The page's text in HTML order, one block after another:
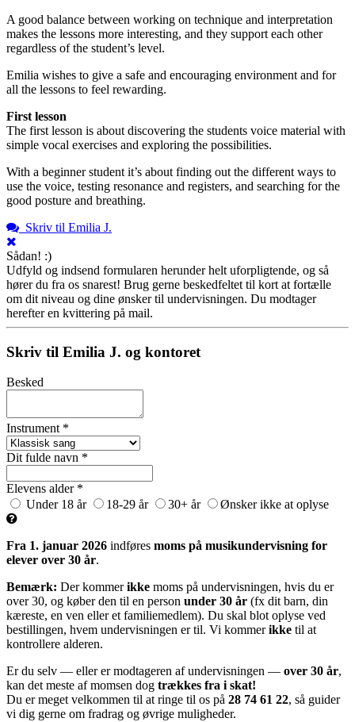
A good balance between working on technique and interpretation
makes the lessons more interesting, and they support each other
regardless of the student’s level.
Emilia wishes to give a safe and encouraging environment and for
all the lessons to feel rewarding.
First lesson
The first lesson is about discovering the students voice material with
simple vocal exercises and exploring the possibilities.
With a beginner student it’s about finding out the different ways to
use the voice, testing resonance and registers, and searching for the
good posture and breathing.
Skriv til Emilia J.
Sådan! :)
Udfyld og indsend formularen herunder helt uforpligtende, og så
hører du fra os snarest! Brug gerne beskedfeltet til kort at fortælle
om dit niveau og dine ønsker til undervisningen. Du modtager
herefter en kvittering på mail.
Skriv til Emilia J. og kontoret
Besked
Instrument *
Dit fulde navn *
Elevens alder *
Under 18 år
18-29 år 30+ år Ønsker ikke at oplyse
Fra 1. januar 2026 indføres moms på musikundervisning for
elever over 30 år.
Bemærk: Der kommerikke moms på undervisningen, hvis du er
over 30, og køber den til en person under 30 år (fx dit barn, din
kæreste, en ven eller et familiemedlem). Du skal blot oplyse ved
bestillingen, hvem undervisningen er til. Vi kommerikke til at
kontrollere alderen.
Er du selv — eller er modtageren af undervisningen — over 30 år,
kan det meste af momsen dog trækkes fra i skat!
Du er meget velkommen til at ringe til os på 28 74 61 22, så guider
vi dig gerne om fradrag og øvrige muligheder.